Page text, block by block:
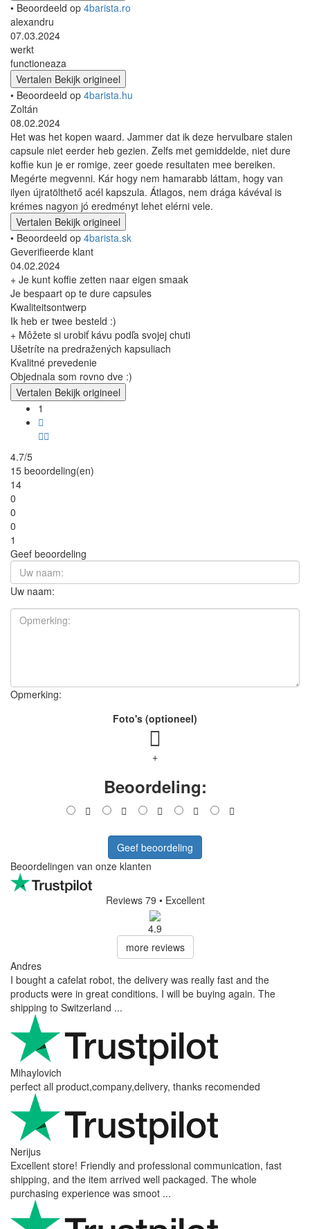
• Beoordeeld op 4barista.ro
alexandru
07.03.2024
werkt
functioneaza
Vertalen Bekijk origineel
• Beoordeeld op 4barista.hu
Zoltán
08.02.2024
Het was het kopen waard. Jammer dat ik deze hervulbare stalen
capsule niet eerder heb gezien. Zelfs met gemiddelde, niet dure
koffie kun je er romige, zeer goede resultaten mee bereiken.
Megérte megvenni. Kár hogy nem hamarabb láttam, hogy van
ilyen újratölthető acél kapszula. Átlagos, nem drága kávéval is
krémes nagyon jó eredményt lehet elérni vele.
Vertalen Bekijk origineel
• Beoordeeld op 4barista.sk
Geverifieerde klant
04.02.2024
+ Je kunt koffie zetten naar eigen smaak
Je bespaart op te dure capsules
Kwaliteitsontwerp
Ik heb er twee besteld :)
+ Môžete si urobiť kávu podľa svojej chuti
Ušetríte na predražených kapsuliach
Kvalitné prevedenie
Objednala som rovno dve :)
Vertalen Bekijk origineel
1
4.7/5
15 beoordeling(en)
14
0
0
0
1
Geef beoordeling
Uw naam:
Opmerking:
Foto's (optioneel)
+
Beoordeling:
Geef beoordeling
Beoordelingen van onze klanten
Reviews 79 • Excellent
4.9
more reviews
Andres
I bought a cafelat robot, the delivery was really fast and the
products were in great conditions. I will be buying again. The
shipping to Switzerland ...
Mihaylovich
perfect all product,company,delivery, thanks recomended
Nerijus
Excellent store! Friendly and professional communication, fast
shipping, and the item arrived well packaged. The whole
purchasing experience was smoot ...